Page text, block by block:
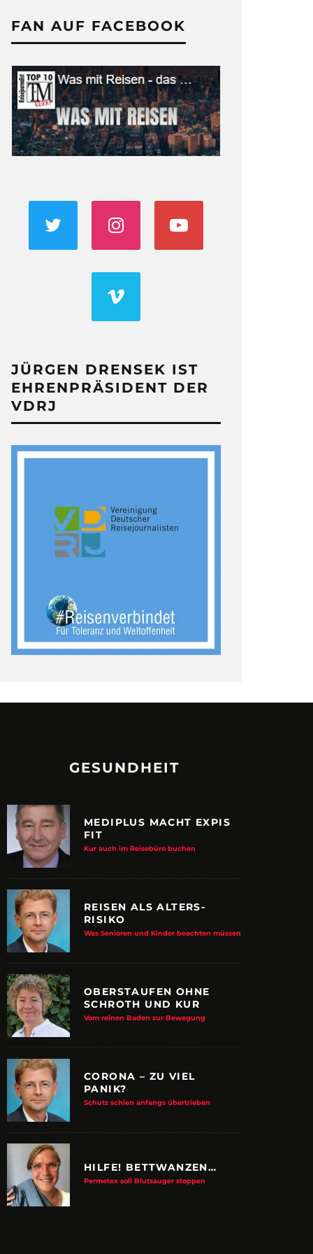
FAN AUF FACEBOOK
JÜRGEN DRENSEK IST
EHRENPRÄSIDENT DER
VDRJ
MACHER
System werden Reisen sicherer
ZUPANCIC
GESUNDHEIT
MEDIPLUS MACHT EXPIS
FIT
Kur auch im Reisebüro buchen
REISEN ALS ALTERS-
RISIKO
Was Senioren und Kinder beachten müssen
OBERSTAUFEN OHNE
SCHROTH UND KUR
Vom reinen Baden zur Bewegung
CORONA – ZU VIEL
PANIK?
Schutz schien anfangs übertrieben
HILFE! BETTWANZEN…
Permetex soll Blutsauger stoppen